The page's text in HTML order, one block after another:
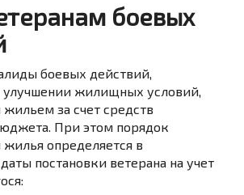
боевых
боевых действий,
жилищных условий,
за счет средств
При этом порядок
жилья определяется в
постановки ветерана на учет